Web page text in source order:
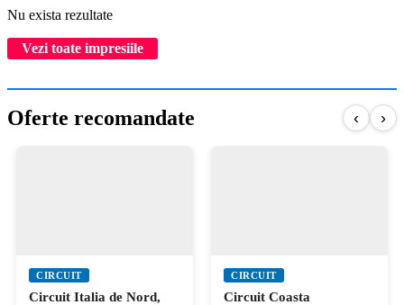
Nu exista rezultate
Vezi toate impresiile
Oferte recomandate ‹ ›
CIRCUIT
Circuit Italia de Nord,
CIRCUIT
Circuit Coasta